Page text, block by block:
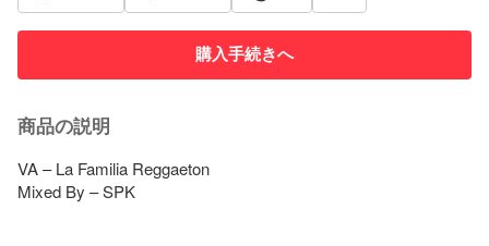
購入手続きへ
商品の説明
VA – La Familia Reggaeton
Mixed By – SPK